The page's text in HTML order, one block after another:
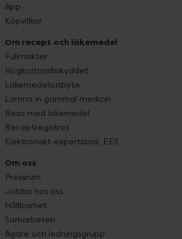
App
Köpvillkor
Om recept och läkemedel
Fullmakter
Högkostnadsskyddet
Läkemedelsutbyte
Lämna in gammal medicin
Resa med läkemedel
Receptregistret
Elektroniskt expertstöd, EES
Om oss
Pressrum
Jobba hos oss
Hållbarhet
Samarbeten
Ägare och ledningsgrupp